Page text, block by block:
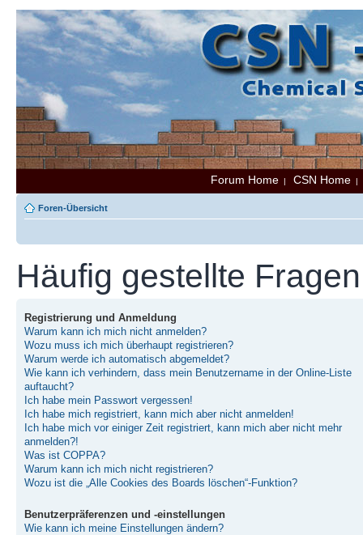
Forum Home | CSN Home
Foren-Übersicht
Häufig gestellte Fragen
Registrierung und Anmeldung
Warum kann ich mich nicht anmelden?
Wozu muss ich mich überhaupt registrieren?
Warum werde ich automatisch abgemeldet?
Wie kann ich verhindern, dass mein Benutzername in der Online-Liste
auftaucht?
Ich habe mein Passwort vergessen!
Ich habe mich registriert, kann mich aber nicht anmelden!
Ich habe mich vor einiger Zeit registriert, kann mich aber nicht mehr
anmelden?!
Was ist COPPA?
Warum kann ich mich nicht registrieren?
Wozu ist die „Alle Cookies des Boards löschen“-Funktion?
Benutzerpräferenzen und -einstellungen
Wie kann ich meine Einstellungen ändern?